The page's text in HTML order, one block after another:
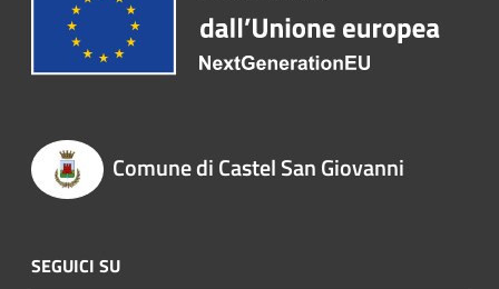
Comune di Castel San Giovanni
SEGUICI SU